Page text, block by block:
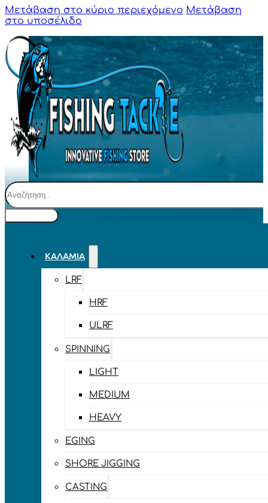
Μετάβαση στο κύριο περιεχόμενο Μετάβαση
στο υποσέλιδο
Αναζήτηση
ΚΑΛΆΜΙΑ
LRF
HRF
ULRF
SPINNING
LIGHT
MEDIUM
HEAVY
EGING
SHORE JIGGING
CASTING